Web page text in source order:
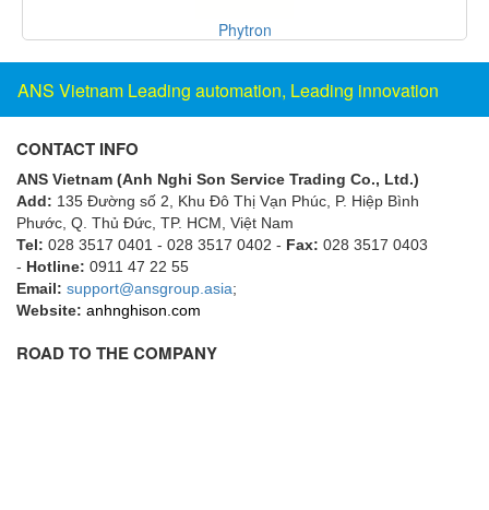
FineTek
Finna Sensors Vietnam
Fischer
Fisher
FISO Vietnam
FLENDER
Flexaust
Phytron
ANS Vietnam Leading automation, Leading innovation
CONTACT INFO
ANS Vietnam (Anh Nghi Son Service Trading Co., Ltd.)
Add: 135 Đường số 2, Khu Đô Thị Vạn Phúc, P. Hiệp Bình
Phước, Q. Thủ Đức, TP. HCM , Việt Nam
Tel: 028 3517 0401 - 028 3517 0402 - Fax: 028 3517 0403
- Hotline: 0911 47 22 55
Email: support@ansgroup.asia;
Website: anhnghison.com
ROAD TO THE COMPANY